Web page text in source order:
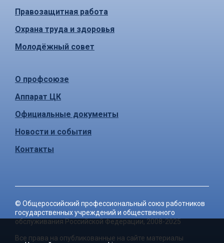
Правозащитная работа
Охрана труда и здоровья
Молодёжный совет
О профсоюзе
Аппарат ЦК
Официальные документы
Новости и события
Контакты
© Общероссийский профессиональный союз работников
государственных учреждений и общественного
обслуживания Российской Федерации, 2008-2025
Все права на опубликованные на сайте материалы